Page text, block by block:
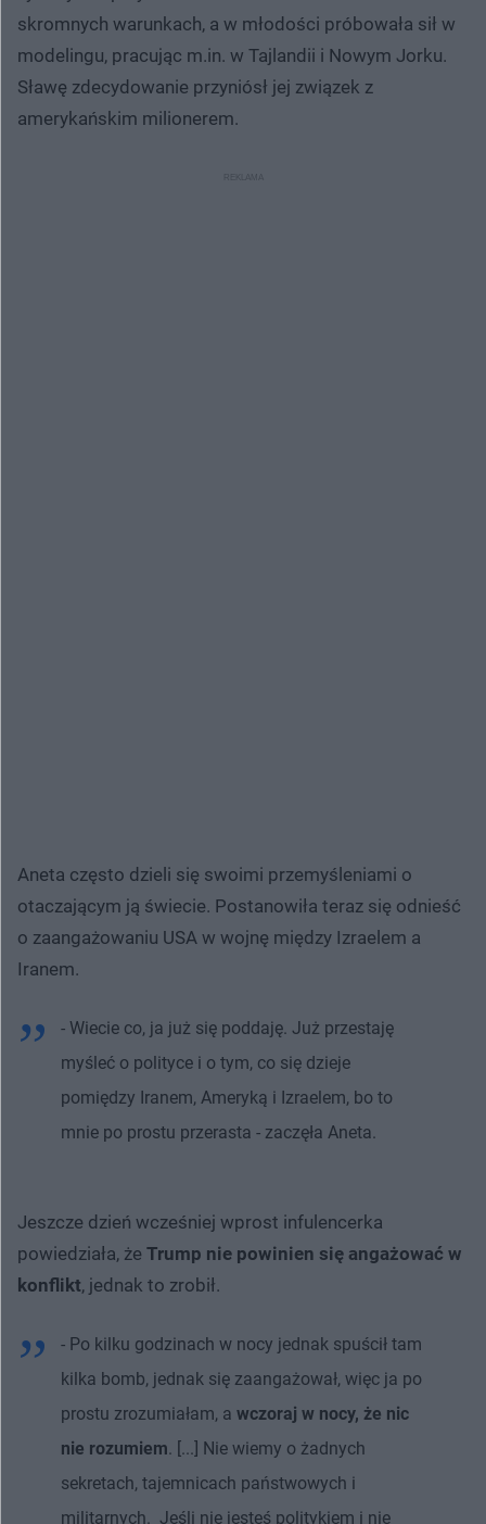
skromnych warunkach, a w młodości próbowała sił w
modelingu, pracując m.in. w Tajlandii i Nowym Jorku.
Sławę zdecydowanie przyniósł jej związek z
amerykańskim milionerem.
Aneta często dzieli się swoimi przemyśleniami o
otaczającym ją świecie. Postanowiła teraz się odnieść
o zaangażowaniu USA w wojnę między Izraelem a
Iranem.
- Wiecie co, ja już się poddaję. Już przestaję
myśleć o polityce i o tym, co się dzieje
pomiędzy Iranem, Ameryką i Izraelem, bo to
mnie po prostu przerasta - zaczęła Aneta.
Jeszcze dzień wcześniej wprost infulencerka
powiedziała, że Trump nie powinien się angażować w
konflikt, jednak to zrobił.
- Po kilku godzinach w nocy jednak spuścił tam
kilka bomb, jednak się zaangażował, więc ja po
prostu zrozumiałam, a wczoraj w nocy, że nic
nie rozumiem. [...] Nie wiemy o żadnych
sekretach, tajemnicach państwowych i
militarnych. Jeśli nie jesteś politykiem i nie